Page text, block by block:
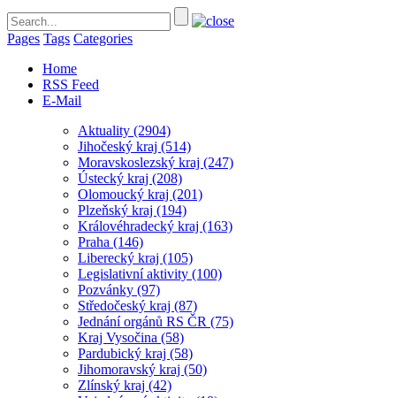
Pages Tags Categories
Home
RSS Feed
E-Mail
Aktuality (2904)
Jihočeský kraj (514)
Moravskoslezský kraj (247)
Ústecký kraj (208)
Olomoucký kraj (201)
Plzeňský kraj (194)
Královéhradecký kraj (163)
Praha (146)
Liberecký kraj (105)
Legislativní aktivity (100)
Pozvánky (97)
Středočeský kraj (87)
Jednání orgánů RS ČR (75)
Kraj Vysočina (58)
Pardubický kraj (58)
Jihomoravský kraj (50)
Zlínský kraj (42)